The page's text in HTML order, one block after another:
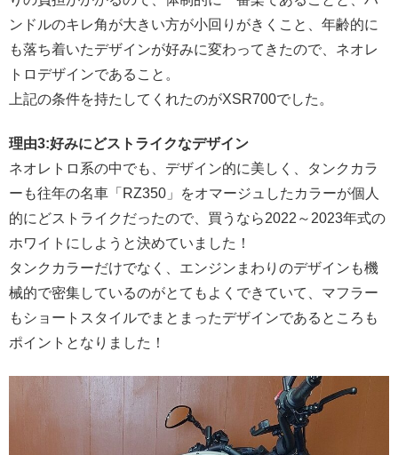
ンドルのキレ角が大きい方が小回りがきくこと、年齢的に
も落ち着いたデザインが好みに変わってきたので、ネオレ
トロデザインであること。
上記の条件を持たしてくれたのがXSR700でした。
理由3:好みにどストライクなデザイン
ネオレトロ系の中でも、デザイン的に美しく、タンクカラ
ーも往年の名車「RZ350」をオマージュしたカラーが個人
的にどストライクだったので、買うなら2022～2023年式の
ホワイトにしようと決めていました！
タンクカラーだけでなく、エンジンまわりのデザインも機
械的で密集しているのがとてもよくできていて、マフラー
もショートスタイルでまとまったデザインであるところも
ポイントとなりました！